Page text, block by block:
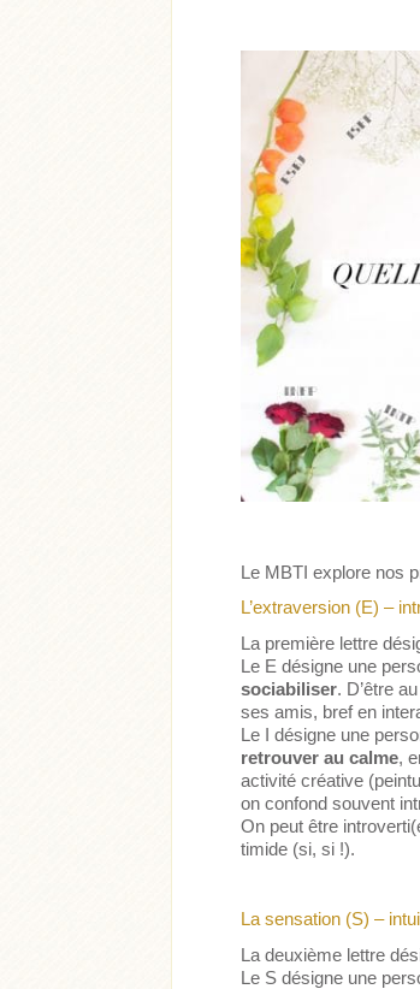
Le MBTI explore nos
L’extraversion (E) –
La première lettre
Le E désigne une
sociabiliser. D’être
ses amis, bref en
Le I désigne une
retrouver au calme,
activité créative
on confond souvent
On peut être
timide (si, si !).
La sensation (S) –
La deuxième lettre
Le S désigne une